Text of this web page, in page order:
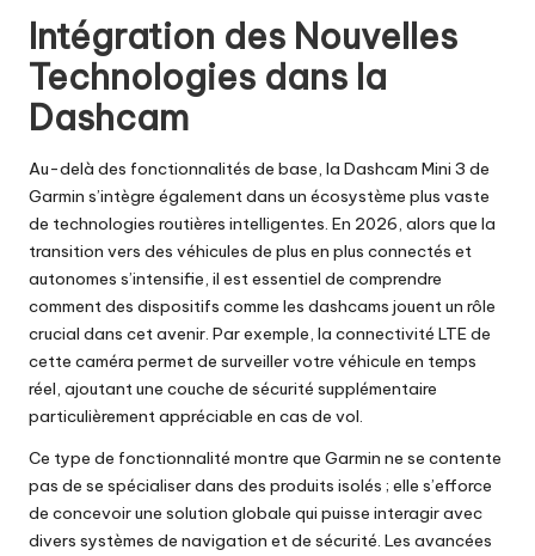
Intégration des Nouvelles
Technologies dans la
Dashcam
Au-delà des fonctionnalités de base, la Dashcam Mini 3 de
Garmin s’intègre également dans un écosystème plus vaste
de technologies routières intelligentes. En 2026, alors que la
transition vers des véhicules de plus en plus connectés et
autonomes s’intensifie, il est essentiel de comprendre
comment des dispositifs comme les dashcams jouent un rôle
crucial dans cet avenir. Par exemple, la connectivité LTE de
cette caméra permet de surveiller votre véhicule en temps
réel, ajoutant une couche de sécurité supplémentaire
particulièrement appréciable en cas de vol.
Ce type de fonctionnalité montre que Garmin ne se contente
pas de se spécialiser dans des produits isolés ; elle s’efforce
de concevoir une solution globale qui puisse interagir avec
divers systèmes de navigation et de sécurité. Les avancées